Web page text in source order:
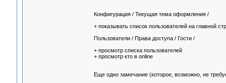
Конфигурация / Текущая тема оформления /
+ показывать список пользователей на главной
Пользователи / Права доступа / Гости /
+ просмотр списка пользователей
+ просмотр кто в online
Еще одно замечание (которое, возможно, не